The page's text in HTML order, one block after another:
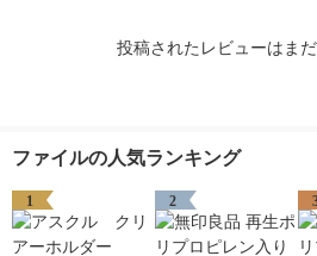
投稿されたレビューはまだ
ファイルの人気ランキング
1 2